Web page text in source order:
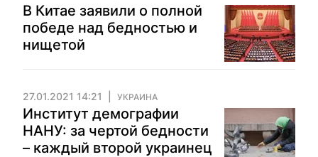
В Китае заявили о полной
победе над бедностью и
нищетой
27.01.2021 14:21 УКРАИНА
Институт демографии
НАНУ: за чертой бедности
– каждый второй украинец